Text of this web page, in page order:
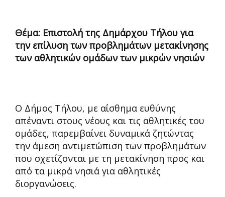
Θέμα: Επιστολή της Δημάρχου Τήλου για
την επίλυση των προβλημάτων μετακίνησης
των αθλητικών ομάδων των μικρών νησιών
Ο Δήμος Τήλου, με αίσθημα ευθύνης
απέναντι στους νέους και τις αθλητικές του
ομάδες, παρεμβαίνει δυναμικά ζητώντας
την άμεση αντιμετώπιση των προβλημάτων
που σχετίζονται με τη μετακίνηση προς και
από τα μικρά νησιά για αθλητικές
διοργανώσεις.